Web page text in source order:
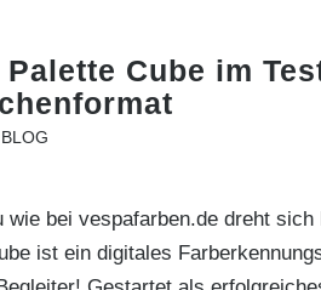
Palette Cube im
wie bei vespafarben.de dreht sich
ist ein digitales